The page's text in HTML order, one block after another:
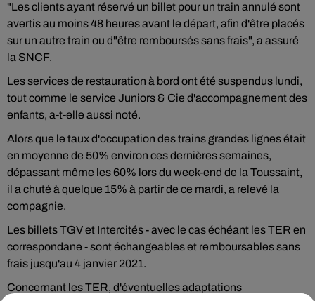
"Les clients ayant réservé un billet pour un train annulé sont
avertis au moins 48 heures avant le départ, afin d'être placés
sur un autre train ou d"être remboursés sans frais", a assuré
la SNCF.
Les services de restauration à bord ont été suspendus lundi,
tout comme le service Juniors & Cie d'accompagnement des
enfants, a-t-elle aussi noté.
Alors que le taux d'occupation des trains grandes lignes était
en moyenne de 50% environ ces dernières semaines,
dépassant même les 60% lors du week-end de la Toussaint,
il a chuté à quelque 15% à partir de ce mardi, a relevé la
compagnie.
Les billets TGV et Intercités - avec le cas échéant les TER en
correspondane - sont échangeables et remboursables sans
frais jusqu'au 4 janvier 2021.
Concernant les TER, d'éventuelles adaptations